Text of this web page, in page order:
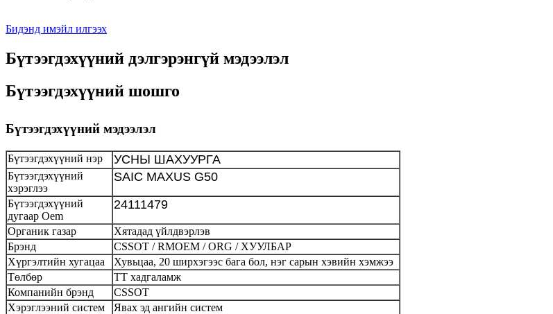
Бидэнд имэйл илгээх
Бүтээгдэхүүний дэлгэрэнгүй мэдээлэл
Бүтээгдэхүүний шошго
Бүтээгдэхүүний мэдээлэл
Бүтээгдэхүүний нэр УСНЫ ШАХУУРГА
Бүтээгдэхүүний
хэрэглээ
SAIC MAXUS G50
Бүтээгдэхүүний
дугаар Oem
24111479
Органик газар
Хятадад үйлдвэрлэв
Брэнд
CSSOT / RMOEM / ORG / ХУУЛБАР
Хүргэлтийн хугацаа
Хувьцаа, 20 ширхэгээс бага бол, нэг сарын хэвийн хэмжээ
Төлбөр
ТТ хадгаламж
Компанийн брэнд
CSSOT
Хэрэглээний систем
Явах эд ангийн систем